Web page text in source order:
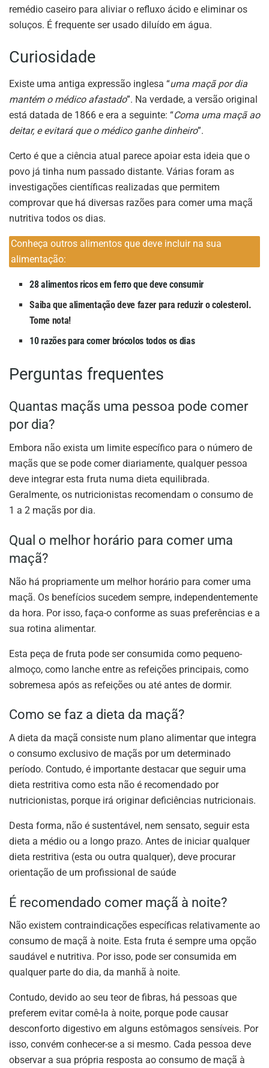
remédio caseiro para aliviar o refluxo ácido e eliminar os
soluços. É frequente ser usado diluído em água.
Curiosidade
Existe uma antiga expressão inglesa “uma maçã por dia
mantém o médico afastado”. Na verdade, a versão original
está datada de 1866 e era a seguinte: “Coma uma maçã ao
deitar, e evitará que o médico ganhe dinheiro”.
Certo é que a ciência atual parece apoiar esta ideia que o
povo já tinha num passado distante. Várias foram as
investigações científicas realizadas que permitem
comprovar que há diversas razões para comer uma maçã
nutritiva todos os dias.
Conheça outros alimentos que deve incluir na sua
alimentação:
28 alimentos ricos em ferro que deve consumir
Saiba que alimentação deve fazer para reduzir o colesterol.
Tome nota!
10 razões para comer brócolos todos os dias
Perguntas frequentes
Quantas maçãs uma pessoa pode comer
por dia?
Embora não exista um limite específico para o número de
maçãs que se pode comer diariamente, qualquer pessoa
deve integrar esta fruta numa dieta equilibrada.
Geralmente, os nutricionistas recomendam o consumo de
1 a 2 maçãs por dia.
Qual o melhor horário para comer uma
maçã?
Não há propriamente um melhor horário para comer uma
maçã. Os benefícios sucedem sempre, independentemente
da hora. Por isso, faça-o conforme as suas preferências e a
sua rotina alimentar.
Esta peça de fruta pode ser consumida como pequeno-
almoço, como lanche entre as refeições principais, como
sobremesa após as refeições ou até antes de dormir.
Como se faz a dieta da maçã?
A dieta da maçã consiste num plano alimentar que integra
o consumo exclusivo de maçãs por um determinado
período. Contudo, é importante destacar que seguir uma
dieta restritiva como esta não é recomendado por
nutricionistas, porque irá originar deficiências nutricionais.
Desta forma, não é sustentável, nem sensato, seguir esta
dieta a médio ou a longo prazo. Antes de iniciar qualquer
dieta restritiva (esta ou outra qualquer), deve procurar
orientação de um profissional de saúde
É recomendado comer maçã à noite?
Não existem contraindicações específicas relativamente ao
consumo de maçã à noite. Esta fruta é sempre uma opção
saudável e nutritiva. Por isso, pode ser consumida em
qualquer parte do dia, da manhã à noite.
Contudo, devido ao seu teor de fibras, há pessoas que
preferem evitar comê-la à noite, porque pode causar
desconforto digestivo em alguns estômagos sensíveis. Por
isso, convém conhecer-se a si mesmo. Cada pessoa deve
observar a sua própria resposta ao consumo de maçã à